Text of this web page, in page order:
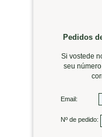
Pedidos
Si vostede
seu
Email:
Nº de pedido: